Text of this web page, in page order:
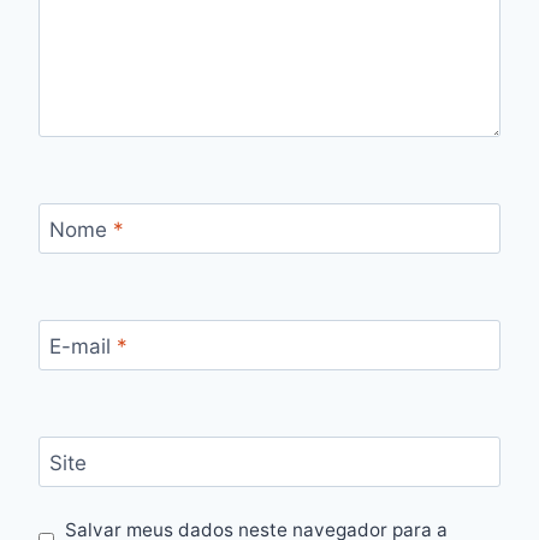
Nome *
E-mail *
Site
Salvar meus dados neste navegador para a